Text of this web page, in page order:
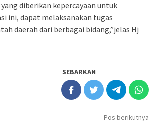
yang diberikan kepercayaan untuk
ini, dapat melaksanakan tugas
daerah dari berbagai bidang,”jelas Hj
SEBARKAN
Pos berikutnya